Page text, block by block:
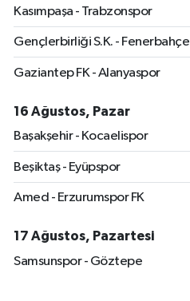
Kasımpaşa - Trabzonspor
Gençlerbirliği S.K. - Fenerbahçe
Gaziantep FK - Alanyaspor
16 Ağustos, Pazar
Başakşehir - Kocaelispor
Beşiktaş - Eyüpspor
Amed - Erzurumspor FK
17 Ağustos, Pazartesi
Samsunspor - Göztepe